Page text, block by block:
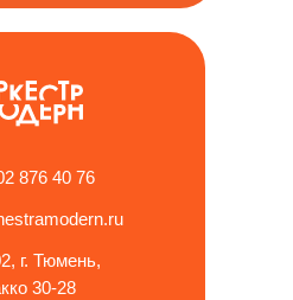
876 40 76
г. Тюмень,
30-28